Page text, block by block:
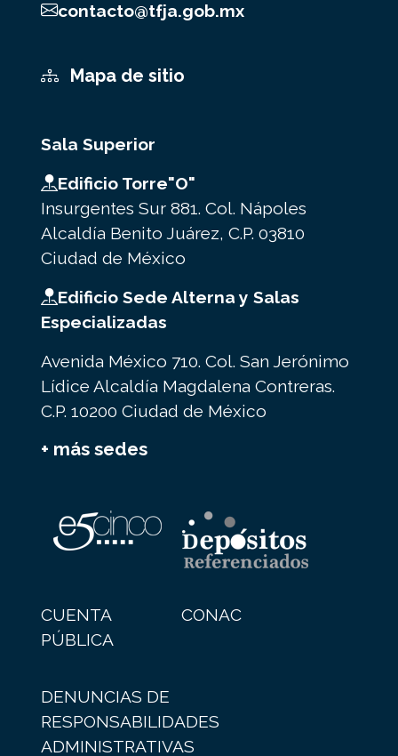
contacto@tfja.gob.mx
Mapa de sitio
Sala Superior
Edificio Torre"O"
Insurgentes Sur 881. Col. Nápoles
Alcaldía Benito Juárez, C.P. 03810
Ciudad de México
Edificio Sede Alterna y Salas
Especializadas
Avenida México 710. Col. San Jerónimo
Lídice Alcaldía Magdalena Contreras.
C.P. 10200 Ciudad de México
+ más sedes
CUENTA
PÚBLICA
CONAC
DENUNCIAS DE
RESPONSABILIDADES
ADMINISTRATIVAS